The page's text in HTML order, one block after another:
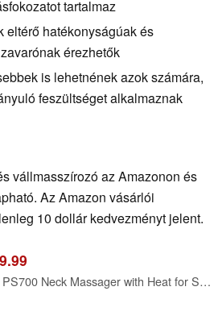
tartalmaz
eltérő hatékonyságúak és
érezhetők
is lehetnének azok számára,
feszültséget alkalmaznak
vállmasszírozó az Amazonon és
Az Amazon vásárlói
10 dollár kedvezményt jelent.
SKG PS700 Neck Massager with Heat for Strain Relief Deep Tissue Red Light